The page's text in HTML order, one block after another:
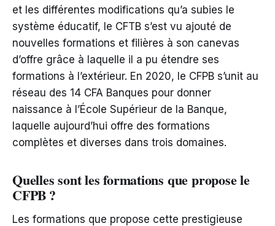
et les différentes modifications qu’a subies le
système éducatif, le CFTB s’est vu ajouté de
nouvelles formations et filières à son canevas
d’offre grâce à laquelle il a pu étendre ses
formations à l’extérieur. En 2020, le CFPB s’unit au
réseau des 14 CFA Banques pour donner
naissance à l’École Supérieur de la Banque,
laquelle aujourd’hui offre des formations
complètes et diverses dans trois domaines.
Quelles sont les formations que propose le
CFPB ?
Les formations que propose cette prestigieuse